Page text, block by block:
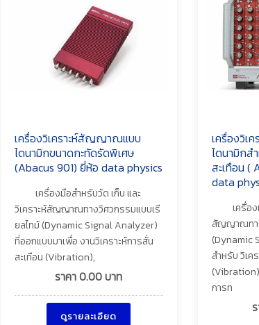
เครื่องวิเคราะห์สัญญาณแบบ
ไดนามิกขนาดกะทัดรัดพิเศษ
(Abacus 901) ยี่ห้อ data physics
เครื่องมือสำหรับวัด เก็บ และ
วิเคราะห์สัญญาณทางวิศวกรรมแบบเรี
ยลไทม์ (Dynamic Signal Analyzer)
ที่ออกแบบมาเพื่อ งานวิเคราะห์การสั่น
สะเทือน (Vibration),
ราคา0.00บาท
ดูรายละเอียด
เครื่องวิ
ไดนามิกส
สะเทือน (
data
เครื่อ
สัญญาณทา
(Dynamic
สำหรับ วิเค
การท